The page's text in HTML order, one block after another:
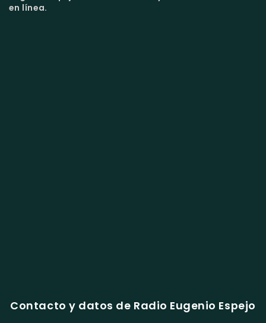
en línea.
Contacto y datos de Radio Eugenio Espejo